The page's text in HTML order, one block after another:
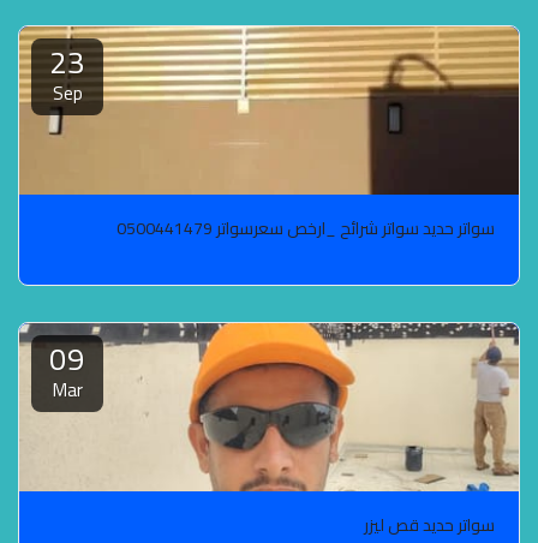
23
Sep
سواتر حديد سواتر شرائح _ارخص سعرسواتر 0500441479
09
Mar
سواتر حديد قص ليزر